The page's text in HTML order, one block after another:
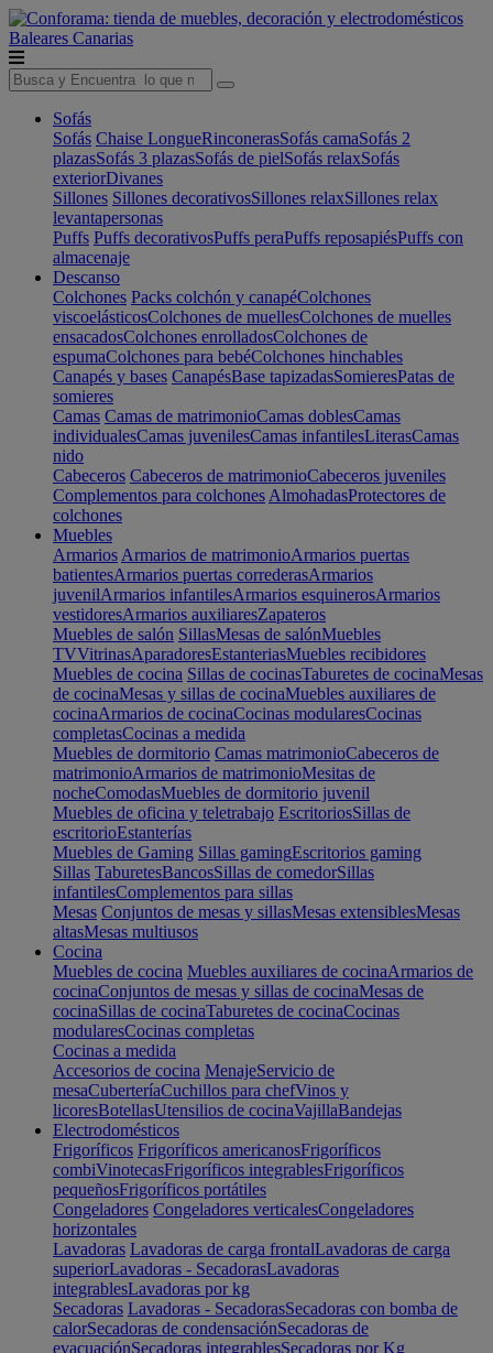
Baleares Canarias
Sofás
Sofás Chaise LongueRinconerasSofás camaSofás 2
plazasSofás 3 plazasSofás de pielSofás relaxSofás
exteriorDivanes
Sillones Sillones decorativosSillones relaxSillones relax
levantapersonas
Puffs Puffs decorativosPuffs peraPuffs reposapiésPuffs con
almacenaje
Descanso
Colchones Packs colchón y canapéColchones
viscoelásticosColchones de muellesColchones de muelles
ensacadosColchones enrolladosColchones de
espumaColchones para bebéColchones hinchables
Canapés y bases CanapésBase tapizadasSomieresPatas de
somieres
Camas Camas de matrimonioCamas doblesCamas
individualesCamas juvenilesCamas infantilesLiterasCamas
nido
Cabeceros Cabeceros de matrimonioCabeceros juveniles
Complementos para colchones AlmohadasProtectores de
colchones
Muebles
Armarios Armarios de matrimonioArmarios puertas
batientesArmarios puertas correderasArmarios
juvenilArmarios infantilesArmarios esquinerosArmarios
vestidoresArmarios auxiliaresZapateros
Muebles de salón SillasMesas de salónMuebles
TVVitrinasAparadoresEstanteriasMuebles recibidores
Muebles de cocina Sillas de cocinasTaburetes de cocinaMesas
de cocinaMesas y sillas de cocinaMuebles auxiliares de
cocinaArmarios de cocinaCocinas modularesCocinas
completasCocinas a medida
Muebles de dormitorio Camas matrimonioCabeceros de
matrimonioArmarios de matrimonioMesitas de
nocheComodasMuebles de dormitorio juvenil
Muebles de oficina y teletrabajo EscritoriosSillas de
escritorioEstanterías
Muebles de Gaming Sillas gamingEscritorios gaming
Sillas TaburetesBancosSillas de comedorSillas
infantilesComplementos para sillas
Mesas Conjuntos de mesas y sillasMesas extensiblesMesas
altasMesas multiusos
Cocina
Muebles de cocina Muebles auxiliares de cocinaArmarios de
cocinaConjuntos de mesas y sillas de cocinaMesas de
cocinaSillas de cocinaTaburetes de cocinaCocinas
modularesCocinas completas
Cocinas a medida
Accesorios de cocina MenajeServicio de
mesaCuberteríaCuchillos para chefVinos y
licoresBotellasUtensilios de cocinaVajillaBandejas
Electrodomésticos
Frigoríficos Frigoríficos americanosFrigoríficos
combiVinotecasFrigoríficos integrablesFrigoríficos
pequeñosFrigoríficos portátiles
Congeladores Congeladores verticalesCongeladores
horizontales
Lavadoras Lavadoras de carga frontalLavadoras de carga
superiorLavadoras - SecadorasLavadoras
integrablesLavadoras por kg
Secadoras Lavadoras - SecadorasSecadoras con bomba de
calorSecadoras de condensaciónSecadoras de
evacuaciónSecadoras integrablesSecadoras por Kg